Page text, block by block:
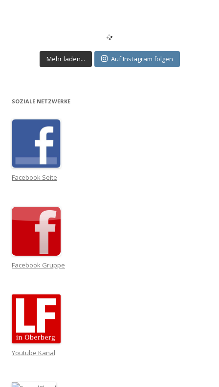
Mehr laden... Auf Instagram folgen
SOZIALE NETZWERKE
Facebook Seite
Facebook Gruppe
Youtube Kanal